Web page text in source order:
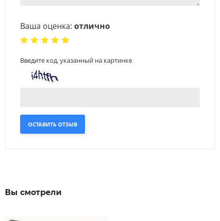
Ваша оценка: отлично
Введите код, указанный на картинке
ОСТАВИТЬ ОТЗЫВ
Вы смотрели